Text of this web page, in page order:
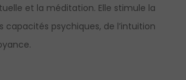
et la méditation. Elle stimule la
capacités psychiques, de l’intuition